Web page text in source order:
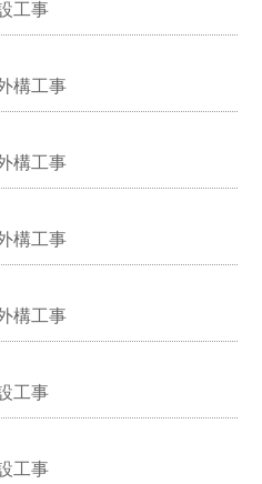
工事
構工事
構工事
構工事
構工事
工事
工事